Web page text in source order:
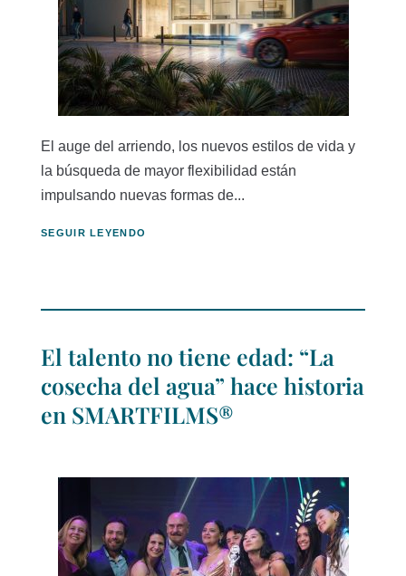
El auge del arriendo, los nuevos estilos de vida y
la búsqueda de mayor flexibilidad están
impulsando nuevas formas de...
SEGUIR LEYENDO
El talento no tiene edad: “La
cosecha del agua” hace historia
en SMARTFILMS®